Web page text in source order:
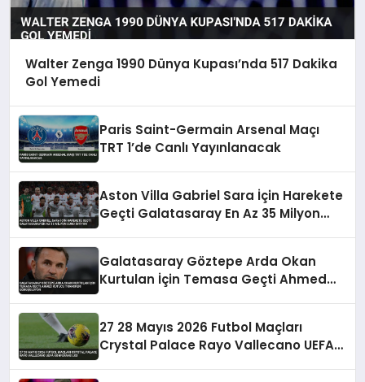
Walter Zenga 1990 Dünya Kupası’nda 517 Dakika
Gol Yemedi
Paris Saint-Germain Arsenal Maçı
TRT 1’de Canlı Yayınlanacak
Aston Villa Gabriel Sara İçin Harekete
Geçti Galatasaray En Az 35 Milyon
Galatasaray Göztepe Arda Okan
Kurtulan İçin Temasa Geçti Ahmed
27 28 Mayıs 2026 Futbol Maçları
Crystal Palace Rayo Vallecano UEFA